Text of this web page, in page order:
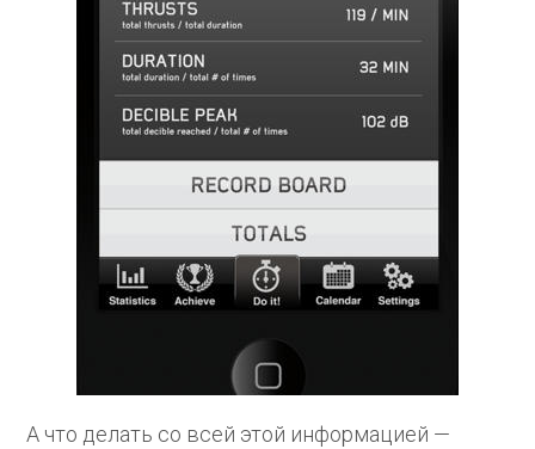
А что делать со всей этой информацией —